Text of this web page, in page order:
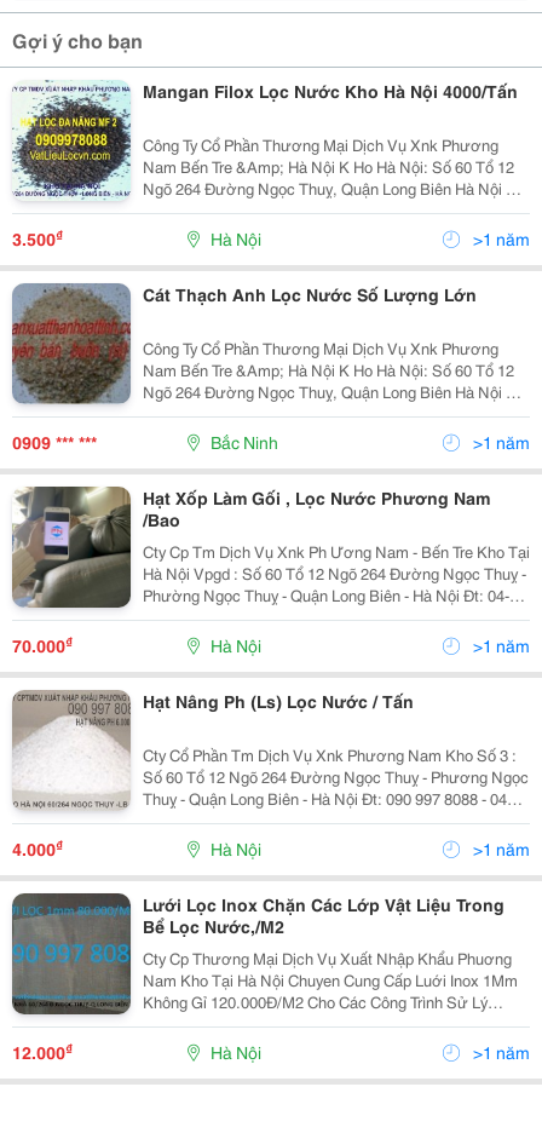
Gợi ý cho bạn
Mangan Filox Lọc Nước Kho Hà Nội 4000/Tấn
Công Ty Cổ Phần Thương Mại Dịch Vụ Xnk Phương
Nam Bến Tre &Amp; Hà Nội K Ho Hà Nội: Số 60 Tổ 12
Ngõ 264 Đường Ngọc Thuỵ, Quận Long Biên Hà Nội Đt:
04 38716372 -Mr Nam 090 321 4377 -Ms Hương 090
997 8088 Email: Phuongnamtht@Yahoo.com.vn
3.500₫ Hà Nội >1 năm
Cát Thạch Anh Lọc Nước Số Lượng Lớn
Công Ty Cổ Phần Thương Mại Dịch Vụ Xnk Phương
Nam Bến Tre &Amp; Hà Nội K Ho Hà Nội: Số 60 Tổ 12
Ngõ 264 Đường Ngọc Thuỵ, Quận Long Biên Hà Nội Đt:
04 38716372 -Mr Nam 090 321 4377 -Ms Hương 090
997 8088 Cần Bán Số Lượng Lớn Cát Sỏi Thạch
0909 *** *** Bắc Ninh >1 năm
Hạt Xốp Làm Gối , Lọc Nước Phương Nam
/Bao
Cty Cp Tm Dịch Vụ Xnk Ph Ương Nam - Bến Tre Kho Tại
Hà Nội Vpgd : Số 60 Tổ 12 Ngõ 264 Đường Ngọc Thuỵ -
Phường Ngọc Thuỵ - Quận Long Biên - Hà Nội Đt: 04-
38716372 - 090 997 8088 Cung Cấp Số Lượng Lớn
Nguyên Vật Liệu Lọc Nước Trong Đó Có Hạt...
70.000₫ Hà Nội >1 năm
Hạt Nâng Ph (Ls) Lọc Nước / Tấn
Cty Cổ Phần Tm Dịch Vụ Xnk Phương Nam Kho Số 3 :
Số 60 Tổ 12 Ngõ 264 Đường Ngọc Thuỵ - Phương Ngọc
Thuỵ - Quận Long Biên - Hà Nội Đt: 090 997 8088 - 04
.38716372 - Fax : 04 38716372 Email :
Phuongnamtht@Yahoo.com.vn Website : Sanxuatth
4.000₫ Hà Nội >1 năm
Lưới Lọc Inox Chặn Các Lớp Vật Liệu Trong
Bể Lọc Nước,/M2
Cty Cp Thương Mại Dịch Vụ Xuất Nhập Khẩu Phuơng
Nam Kho Tại Hà Nội Chuyen Cung Cấp Luới Inox 1Mm
Không Gỉ 120.000Đ/M2 Cho Các Công Trình Sử Lý
Nuớc Làm Tấm Ngăn Các Tầng Vật Liệu Lọc Nuớc
80.000 -120.000/M2 Liên Hệ 090 997 8088 - 090 208
12.000₫ Hà Nội >1 năm